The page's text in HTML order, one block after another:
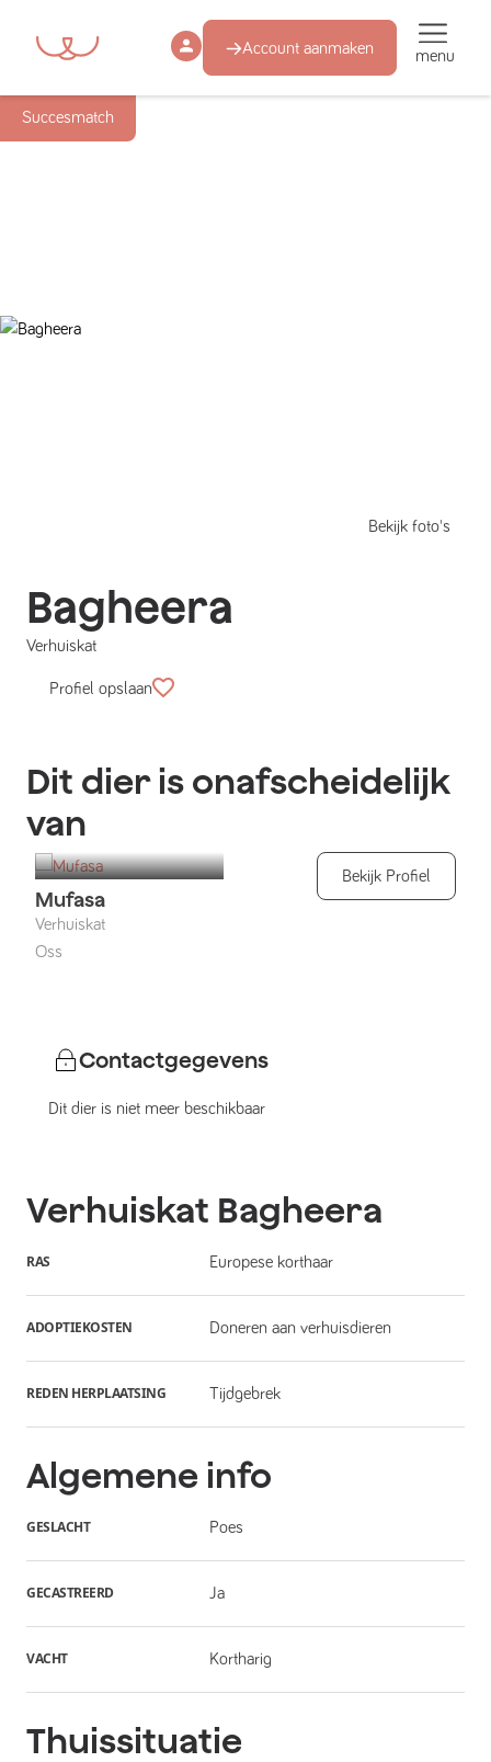
Account aanmaken menu
Succesmatch
Bekijk foto's
Bagheera
Verhuiskat
Profiel opslaan
Dit dier is onafscheidelijk
van
Mufasa
Verhuiskat
Oss
Bekijk Profiel
Contactgegevens
Dit dier is niet meer beschikbaar
Verhuiskat Bagheera
RAS Europese korthaar
ADOPTIEKOSTEN Doneren aan verhuisdieren
REDEN HERPLAATSING Tijdgebrek
Algemene info
GESLACHT Poes
GECASTREERD Ja
VACHT Kortharig
Thuissituatie